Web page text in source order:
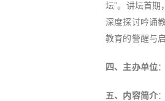
坛”。讲坛首
深度探讨吟诵
教育的警醒与
四、 主办单位
五、 内容简介：